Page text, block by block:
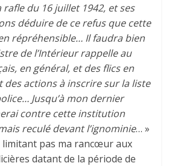
du 16 juillet 1942, et ses
déduire de ce refus que cette
répréhensible… Il faudra bien
de l’Intérieur rappelle au
en général, et des flics en
des actions à inscrire sur la liste
Jusqu’à mon dernier
contre cette institution
reculé devant l’ignominie… »
limitant pas ma rancœur aux
datant de la période de